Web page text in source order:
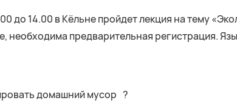
до 14.00 в Кёльне пройдет лекция на тему
необходима предварительная регистрация.
домашний мусор ?